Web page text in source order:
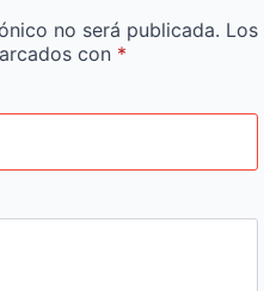
no será publicada. Los
con *